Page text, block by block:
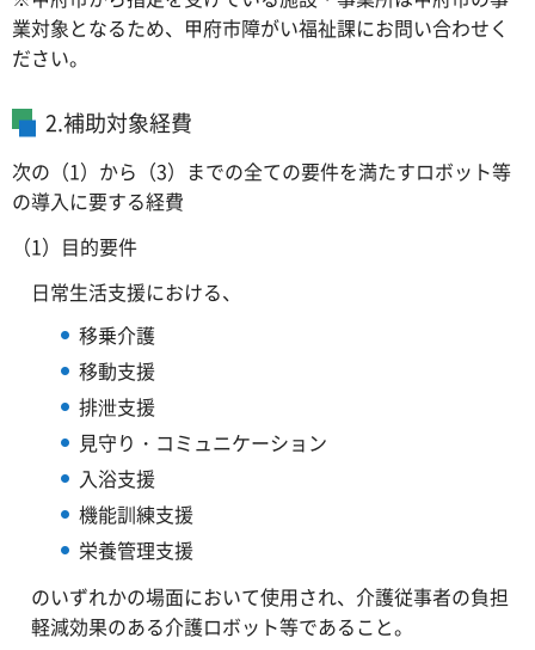
業対象となるため、甲府市障がい福祉課にお問い合わせく
ださい。
2.補助対象経費
次の（1）から（3）までの全ての要件を満たすロボット等
の導入に要する経費
（1）目的要件
日常生活支援における、
移乗介護
移動支援
排泄支援
見守り・コミュニケーション
入浴支援
機能訓練支援
栄養管理支援
のいずれかの場面において使用され、介護従事者の負担
軽減効果のある介護ロボット等であること。